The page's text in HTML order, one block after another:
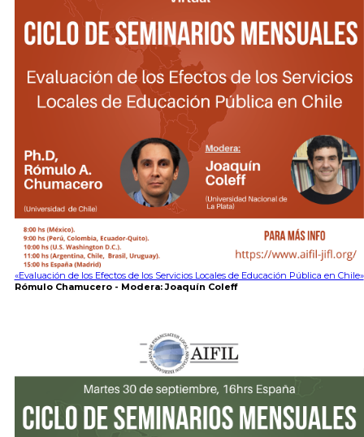
«Evaluación de los Efectos de los Servicios Locales de Educación Pública en Chile»
Rómulo Chamucero - Modera: Joaquín Coleff